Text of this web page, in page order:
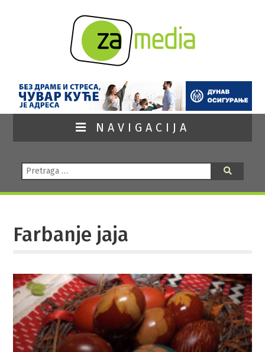
NAVIGACIJA
Pretraga:
Farbanje jaja